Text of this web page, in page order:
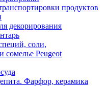
продуктов
декорирования
соли,
сомелье Peugeot
Фарфор, керамика